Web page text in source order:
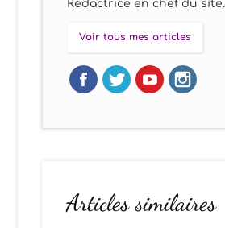
Rédactrice en chef du site.
Voir tous mes articles
Articles similaires